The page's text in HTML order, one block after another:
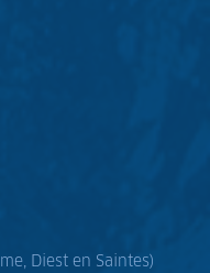
Diest en Saintes)